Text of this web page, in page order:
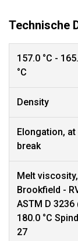
157.0 °C -
°C
Density
Elongation, at
break
Melt viscosity,
Brookfield -
ASTM D 3236
180.0 °C
27